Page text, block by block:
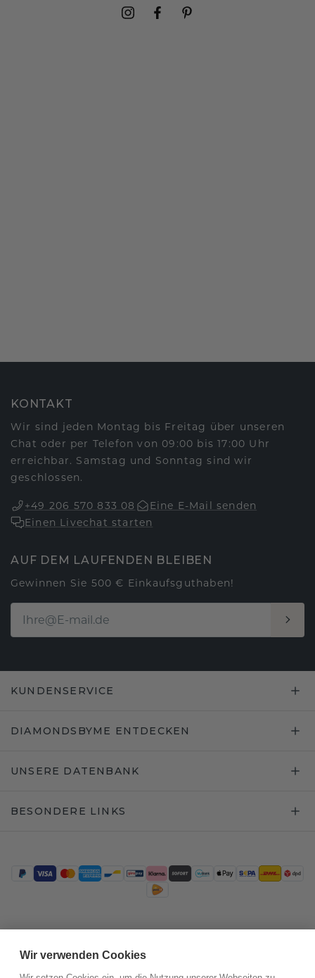
KONTAKT
Wir sind jeden Montag bis Freitag über unseren
Chat oder per Telefon von 09:00 bis 17:00 Uhr
erreichbar. Samstag und Sonntag sind wir
geschlossen.
+49 206 570 833 08
Eine E-Mail senden
Einen Livechat starten
AUF DEM LAUFENDEN BLEIBEN
Gewinnen Sie 500 € Einkaufsguthaben!
KUNDENSERVICE
DIAMONDSBYME ENTDECKEN
UNSERE DATENBANK
BESONDERE LINKS
Wir verwenden Cookies